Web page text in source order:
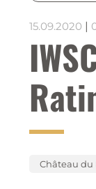
15.09.2020 |
Château du